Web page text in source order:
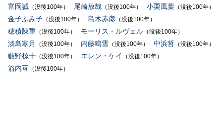
富岡誠 （没後100年） 尾崎放哉 （没後100年） 小栗風葉 （没後100年）
金子ふみ子 （没後100年） 島木赤彦 （没後100年）
穂積陳重 （没後100年） モーリス・ルヴェル （没後100年）
淡島寒月 （没後100年） 内藤鳴雪 （没後100年） 中浜哲 （没後100年）
藪野椋十 （没後100年） エレン・ケイ （没後100年）
箭内亙 （没後100年）